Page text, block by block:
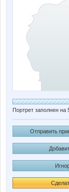
Портрет заполнен на
Отправить